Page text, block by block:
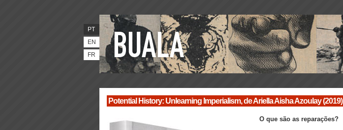
PT
EN
FR
Potential History: Unlearning Imperialism, de Ariella Aisha Azoulay (2019)
O que são as reparações?